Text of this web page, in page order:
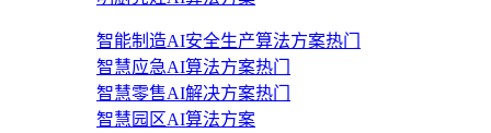
智能制造AI安全生产算法方案热门
智慧应急AI算法方案热门
智慧零售AI解决方案热门
智慧园区AI算法方案